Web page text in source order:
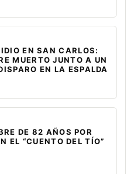
EN SAN CARLOS:
MUERTO JUNTO A UN
EN LA ESPALDA
DE 82 AÑOS POR
EL “CUENTO DEL TÍO”